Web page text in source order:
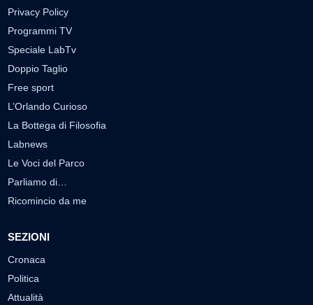
Privacy Policy
Programmi TV
Speciale LabTv
Doppio Taglio
Free sport
L’Orlando Curioso
La Bottega di Filosofia
Labnews
Le Voci del Parco
Parliamo di…
Ricomincio da me
SEZIONI
Cronaca
Politica
Attualità